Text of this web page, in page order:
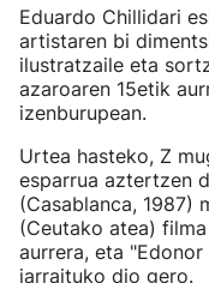
Eduardo Chillidari
artistaren bi
ilustratzaile eta
azaroaren 15etik
izenburupean.
Urtea hasteko, Z
esparrua aztertzen
(Casablanca, 1987)
(Ceutako atea)
aurrera, eta
jarraituko dio gero.